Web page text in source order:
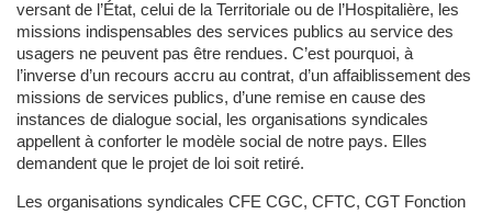
versant de l’État, celui de la Territoriale ou de l’Hospitalière, les
missions indispensables des services publics au service des
usagers ne peuvent pas être rendues. C’est pourquoi, à
l’inverse d’un recours accru au contrat, d’un affaiblissement des
missions de services publics, d’une remise en cause des
instances de dialogue social, les organisations syndicales
appellent à conforter le modèle social de notre pays. Elles
demandent que le projet de loi soit retiré.
Les organisations syndicales CFE CGC, CFTC, CGT Fonction